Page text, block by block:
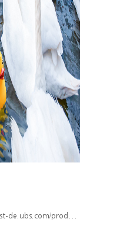
detail/index/isin/DE000WA9UKG6